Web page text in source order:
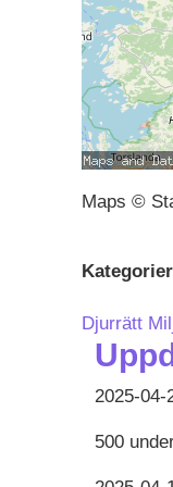
Maps ©
Kategorier
Djurrätt
2025-04-
500